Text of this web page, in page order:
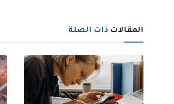
المقالات ذات الصلة